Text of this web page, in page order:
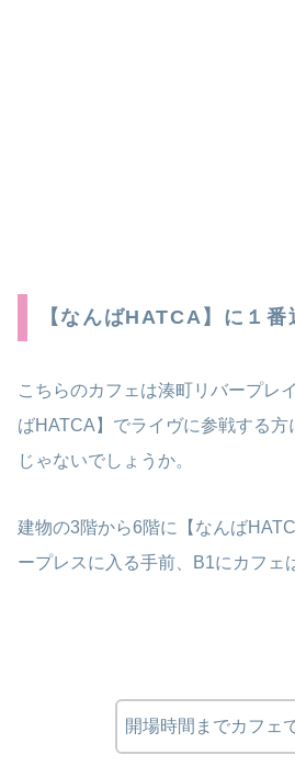
【なんばHATCA】に１番
こちらのカフェは湊町リバープレ
ばHATCA】でライヴに参戦する方
じゃないでしょうか。
建物の3階から6階に【なんば
ープレスに入る手前、B1にカフェ
開場時間までカフェ